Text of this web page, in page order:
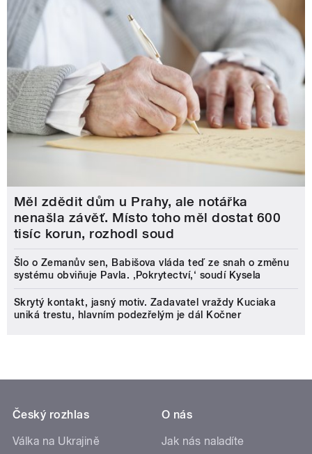
Měl zdědit dům u Prahy, ale notářka
nenašla závěť. Místo toho měl dostat 600
tisíc korun, rozhodl soud
Šlo o Zemanův sen, Babišova vláda teď ze snah o změnu
systému obviňuje Pavla. ‚Pokrytectví,‘ soudí Kysela
Skrytý kontakt, jasný motiv. Zadavatel vraždy Kuciaka
uniká trestu, hlavním podezřelým je dál Kočner
Český rozhlas
Válka na Ukrajině
O nás
Jak nás naladíte